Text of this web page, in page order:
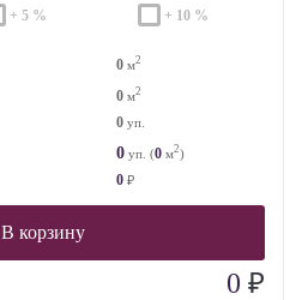
+ 5 % + 10 %
0 м2
0 м2
0 уп.
0 уп. (0 м2)
0 ₽
В корзину
0 ₽